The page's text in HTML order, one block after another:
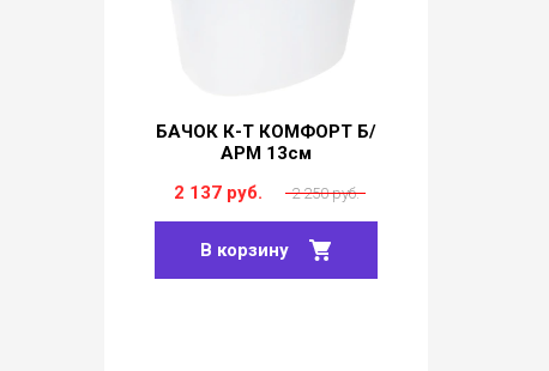
БАЧОК К-Т КОМФОРТ Б/
АРМ 13см
2 137 руб.
2 250 руб.
В корзину